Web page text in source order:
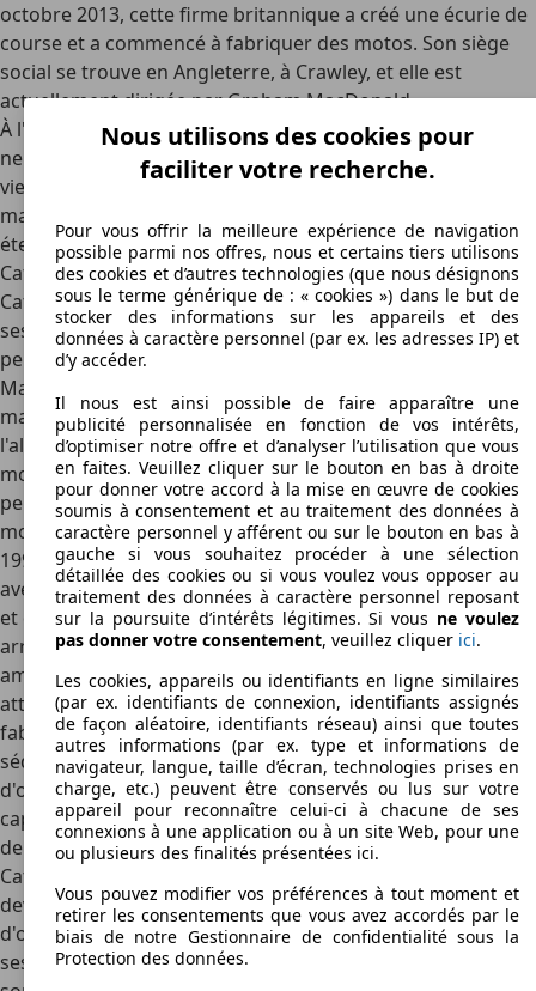
octobre 2013, cette firme britannique a créé une écurie de
course et a commencé à fabriquer des motos. Son siège
social se trouve en Angleterre, à Crawley, et elle est
actuellement dirigée par Graham MacDonald.
À l'heure actuelle, les voitures Caterham d'occasion ou
neuves sont vendues dans plus de trente pays. La firme
vient de s'implanter en Colombie après avoir conquis les
marchés chilien et péruvien en 2013. Auparavant, elle avait
étendu son activité en Inde, en Chine et à Taiwan.
Caterham : des silhouettes sportives et originales
Caterham se caractérise avant tout par le style sportif de
ses voitures. Sa célébrité résulte surtout du fait qu'elle a,
pendant longtemps, distribué les voitures de course Lotus.
Mais elle a eu surtout l'ingénieuse idée d'utiliser des
matériaux très légers tels que la fibre de carbone,
l'aluminium ou la fibre de verre pour fabriquer des
modèles dont le poids ne dépasse pas 575 kilos, ce qui leur
permet d'atteindre de très hautes performances. Ainsi, le
modèle Super-Seven HPC 2,0i, qui a été commercialisé de
1994 à 1998, atteignait une vitesse de pointe de 210 km/h
avec un moteur de 1998 cm3 qui développait 165 chevaux
et qui lui permettait d'engloutir un kilomètre, départ
arrêté, en 25 secondes et 7 dixièmes. De nombreux
amateurs de voitures d'occasion originales devraient être
attirés par ce modèle. Le modèle Super-Seven JPE, qui a été
fabriqué de 1992 à 2001, ne manquera pas aussi de
séduire ceux qui recherchent une belle Caterham
d'occasion avec sa vitesse de pointe de 240 km/h et sa
capacité à parcourir un kilomètre, départ arrêté, en moins
de 21 secondes. Par ailleurs le modèle SuperSeven 1600 K
Caterham, dont la production a été arrêtée en 2005, ne
devrait pas déplaire aux amateurs de voitures Caterham
d'occasion avec son allure de voiture des années 1930 et
ses performances de voiture des années 2000. En effet,
Nous utilisons des cookies pour
faciliter votre recherche.
Pour vous offrir la meilleure expérience de navigation
possible parmi nos offres, nous et certains tiers utilisons
des cookies et d’autres technologies (que nous désignons
sous le terme générique de : « cookies ») dans le but de
stocker des informations sur les appareils et des
données à caractère personnel (par ex. les adresses IP) et
d’y accéder.
Il nous est ainsi possible de faire apparaître une
publicité personnalisée en fonction de vos intérêts,
d’optimiser notre offre et d’analyser l’utilisation que vous
en faites. Veuillez cliquer sur le bouton en bas à droite
pour donner votre accord à la mise en œuvre de cookies
soumis à consentement et au traitement des données à
caractère personnel y afférent ou sur le bouton en bas à
gauche si vous souhaitez procéder à une sélection
détaillée des cookies ou si vous voulez vous opposer au
traitement des données à caractère personnel reposant
sur la poursuite d’intérêts légitimes. Si vous ne voulez
pas donner votre consentement, veuillez cliquer ici.
Les cookies, appareils ou identifiants en ligne similaires
(par ex. identifiants de connexion, identifiants assignés
de façon aléatoire, identifiants réseau) ainsi que toutes
autres informations (par ex. type et informations de
navigateur, langue, taille d’écran, technologies prises en
charge, etc.) peuvent être conservés ou lus sur votre
appareil pour reconnaître celui-ci à chacune de ses
connexions à une application ou à un site Web, pour une
ou plusieurs des finalités présentées ici.
Vous pouvez modifier vos préférences à tout moment et
retirer les consentements que vous avez accordés par le
biais de notre Gestionnaire de confidentialité sous la
Protection des données.